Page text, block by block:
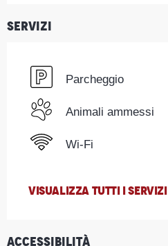
Servizi
Parcheggio
Animali ammessi
Wi-Fi
VISUALIZZA TUTTI I SERVIZI
Accessibilità